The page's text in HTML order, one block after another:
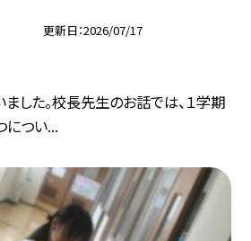
更新日 2026/07/17
した。校長先生のお話では、１学期
につい...